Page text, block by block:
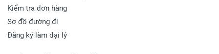
Kiểm tra đơn hàng
Sơ đồ đường đi
Đăng ký làm đại lý